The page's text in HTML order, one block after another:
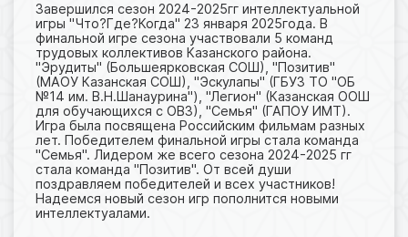
Завершился сезон 2024-2025гг интеллектуальной
игры "Что?Где?Когда" 23 января 2025года. В
финальной игре сезона участвовали 5 команд
трудовых коллективов Казанского района.
"Эрудиты" (Большеярковская СОШ), "Позитив"
(МАОУ Казанская СОШ), "Эскулапы" (ГБУЗ ТО "ОБ
№14 им. В.Н.Шанаурина"), "Легион" (Казанская ООШ
для обучающихся с ОВЗ), "Семья" (ГАПОУ ИМТ).
Игра была посвящена Российским фильмам разных
лет. Победителем финальной игры стала команда
"Семья". Лидером же всего сезона 2024-2025 гг
стала команда "Позитив". От всей души
поздравляем победителей и всех участников!
Надеемся новый сезон игр пополнится новыми
интеллектуалами.